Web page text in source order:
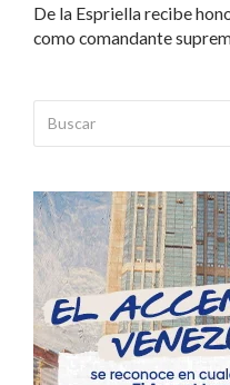
De la Espriella recibe
como comandante